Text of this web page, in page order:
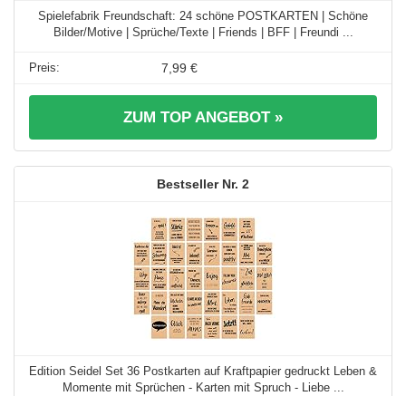
Spielefabrik Freundschaft: 24 schöne POSTKARTEN | Schöne
Bilder/Motive | Sprüche/Texte | Friends | BFF | Freundi ...
7,99 €
ZUM TOP ANGEBOT »
2
Edition Seidel Set 36 Postkarten auf Kraftpapier gedruckt Leben &
Momente mit Sprüchen - Karten mit Spruch - Liebe ...